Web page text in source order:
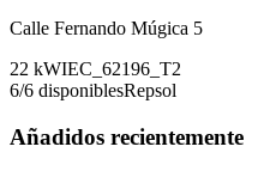
Calle Fernando Múgica 5
22 kWIEC_62196_T2
6/6 disponiblesRepsol
Añadidos recientemente